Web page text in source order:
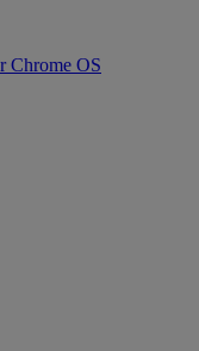
Chrome OS